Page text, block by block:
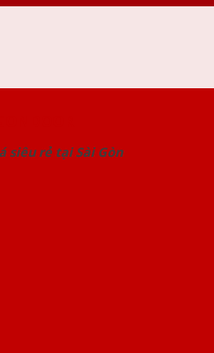
siêu rẻ tại Sài Gòn